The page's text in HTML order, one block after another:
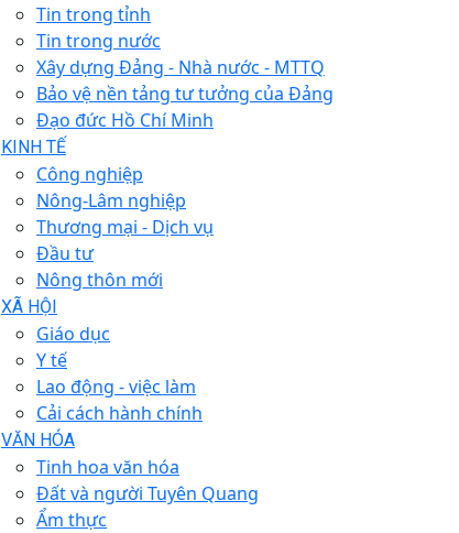
Tin trong tỉnh
Tin trong nước
Xây dựng Đảng - Nhà nước - MTTQ
Bảo vệ nền tảng tư tưởng của Đảng
Đạo đức Hồ Chí Minh
KINH TẾ
Công nghiệp
Nông-Lâm nghiệp
Thương mại - Dịch vụ
Đầu tư
Nông thôn mới
XÃ HỘI
Giáo dục
Y tế
Lao động - việc làm
Cải cách hành chính
VĂN HÓA
Tinh hoa văn hóa
Đất và người Tuyên Quang
Ẩm thực